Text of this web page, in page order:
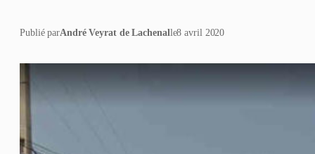
Publié parAndré Veyrat de Lachenalle8 avril 2020